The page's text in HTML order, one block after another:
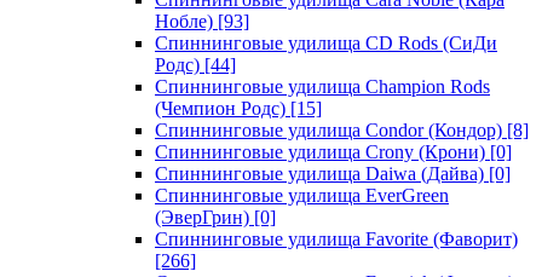
Нобле) [93]
Спиннинговые удилища CD Rods (СиДи
Родс) [44]
Спиннинговые удилища Champion Rods
(Чемпион Родс) [15]
Спиннинговые удилища Condor (Кондор) [8]
Спиннинговые удилища Crony (Крони) [0]
Спиннинговые удилища Daiwa (Дайва) [0]
Спиннинговые удилища EverGreen
(ЭверГрин) [0]
Спиннинговые удилища Favorite (Фаворит)
[266]